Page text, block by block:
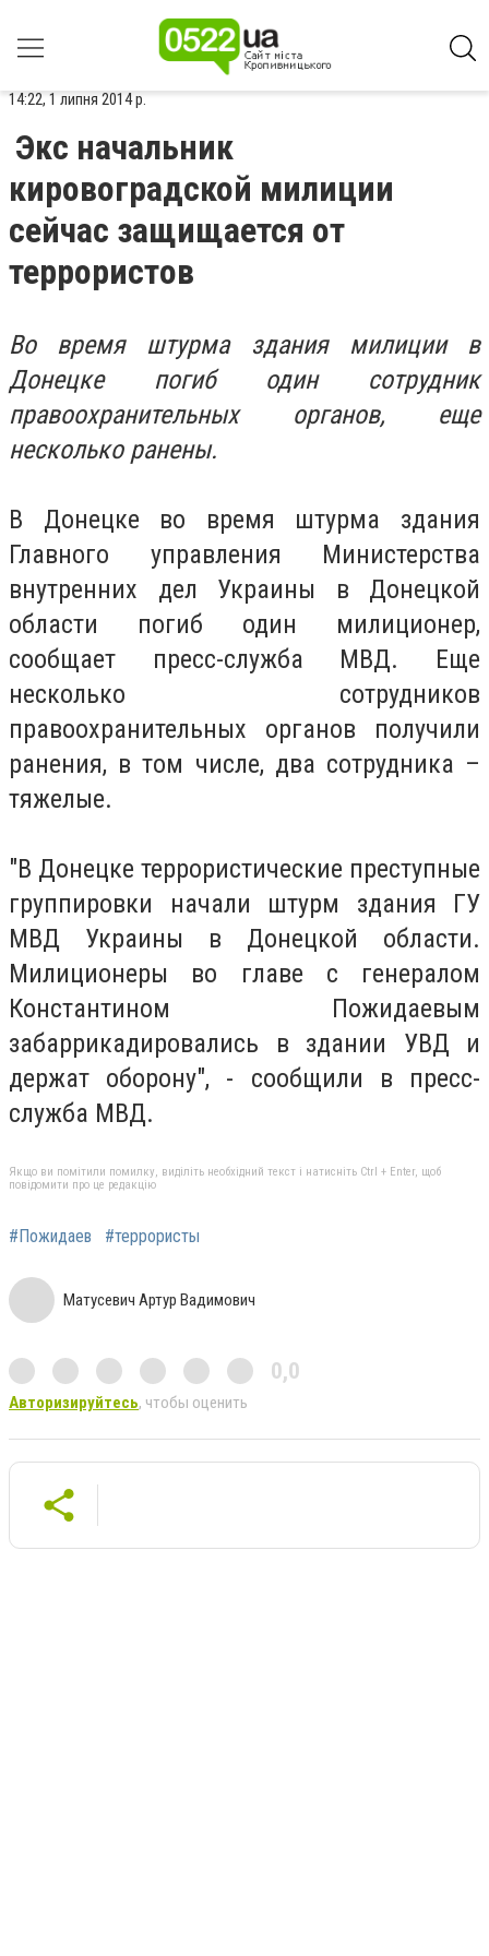
14:22, 1 липня 2014 р.
Экс начальник
кировоградской милиции
сейчас защищается от
террористов
Во время штурма здания милиции в
Донецке погиб один сотрудник
правоохранительных органов, еще
несколько ранены.
В Донецке во время штурма здания
Главного управления Министерства
внутренних дел Украины в Донецкой
области погиб один милиционер,
сообщает пресс-служба МВД. Еще
несколько сотрудников
правоохранительных органов получили
ранения, в том числе, два сотрудника –
тяжелые.
"В Донецке террористические преступные
группировки начали штурм здания ГУ
МВД Украины в Донецкой области.
Милиционеры во главе с генералом
Константином Пожидаевым
забаррикадировались в здании УВД и
держат оборону", - сообщили в пресс-
служба МВД.
Якщо ви помітили помилку, виділіть необхідний текст і натисніть Ctrl + Enter, щоб
повідомити про це редакцію
#Пожидаев #террористы
Матусевич Артур Вадимович
0,0
Авторизируйтесь, чтобы оценить